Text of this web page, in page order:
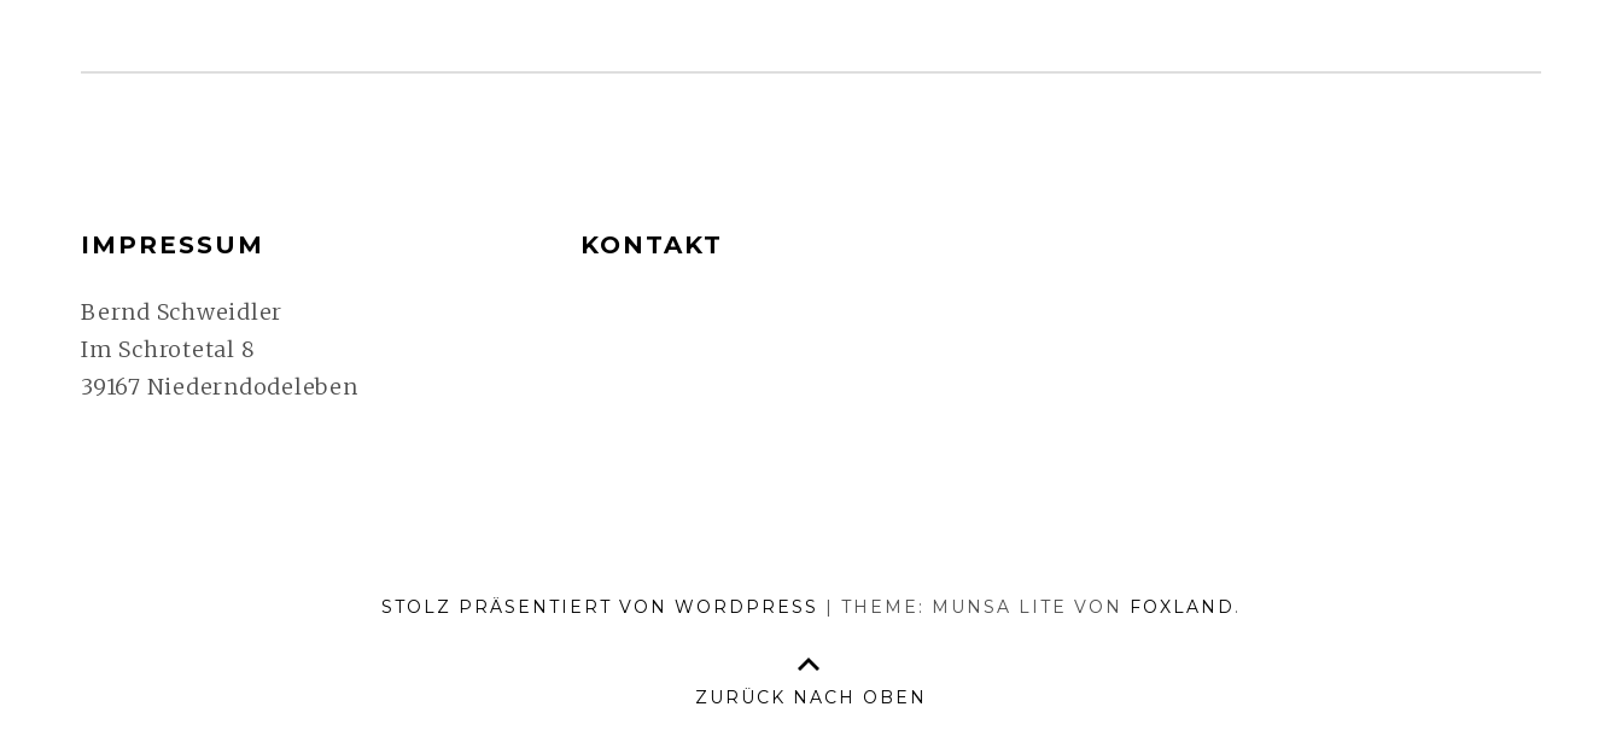
FOOTER-
IMPRESSUM
Bernd Schweidler
Im Schrotetal 8
39167 Niederndodeleben
KONTAKT
STOLZ PRÄSENTIERT VON WORDPRESS | THEME: MUNSA LITE VON FOXLAND .
ZURÜCK NACH OBEN